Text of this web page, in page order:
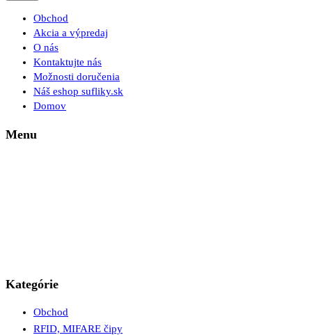
Obchod
Akcia a výpredaj
O nás
Kontaktujte nás
Možnosti doručenia
Náš eshop sufliky.sk
Domov
Menu
Kategórie
Obchod
RFID, MIFARE čipy